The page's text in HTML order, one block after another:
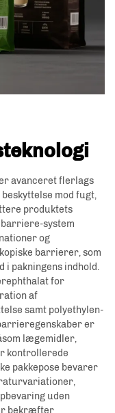
avanceret flerlags
mod fugt,
produktets
barriere-system
og
barrierer, som
pakningens indhold.
for
af
samt polyethylen-
er
lægemidler,
kontrollerede
pakkepose bevarer
uden
bekræfter